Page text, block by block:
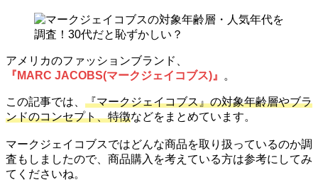
アメリカのファッションブランド、
『MARC JACOBS(マークジェイコブス)』
。
この記事では、 『マークジェイコブス』の対象年齢層やブラ
ンドのコンセプト、特徴などをまとめています。
マークジェイコブスではどんな商品を取り扱っているのか調
査もしましたので、商品購入を考えている方は参考にしてみ
てくださいね。